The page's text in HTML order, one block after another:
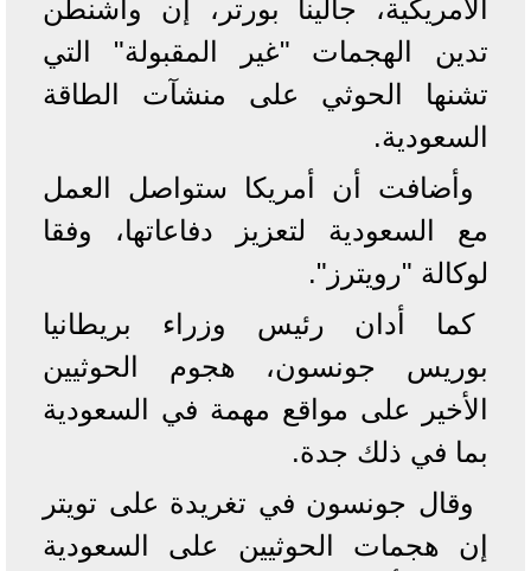
الأمريكية، جالينا بورتر، إن واشنطن
تدين الهجمات "غير المقبولة" التي
تشنها الحوثي على منشآت الطاقة
السعودية.
وأضافت أن أمريكا ستواصل العمل
مع السعودية لتعزيز دفاعاتها، وفقا
لوكالة "رويترز".
كما أدان رئيس وزراء بريطانيا
بوريس جونسون، هجوم الحوثيين
الأخير على مواقع مهمة في السعودية
بما في ذلك جدة.
وقال جونسون في تغريدة على تويتر
إن هجمات الحوثيين على السعودية